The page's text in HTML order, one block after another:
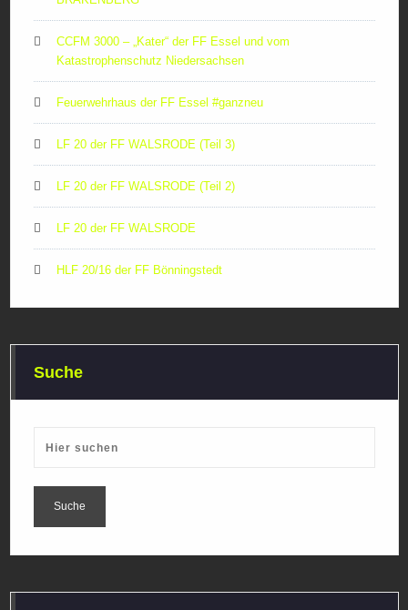
CCFM 3000 – „Kater“ der FF Essel und vom
Katastrophenschutz Niedersachsen
Feuerwehrhaus der FF Essel #ganzneu
LF 20 der FF WALSRODE (Teil 3)
LF 20 der FF WALSRODE (Teil 2)
LF 20 der FF WALSRODE
HLF 20/16 der FF Bönningstedt
Suche